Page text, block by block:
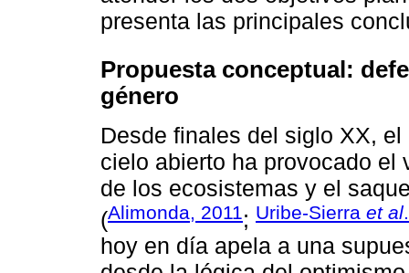
presenta las principales
Propuesta conceptual:
género
Desde finales del siglo XX,
cielo abierto ha provocado el
de los ecosistemas y el
(Alimonda, 2011 ; Uribe-Sierra et al
hoy en día apela a una